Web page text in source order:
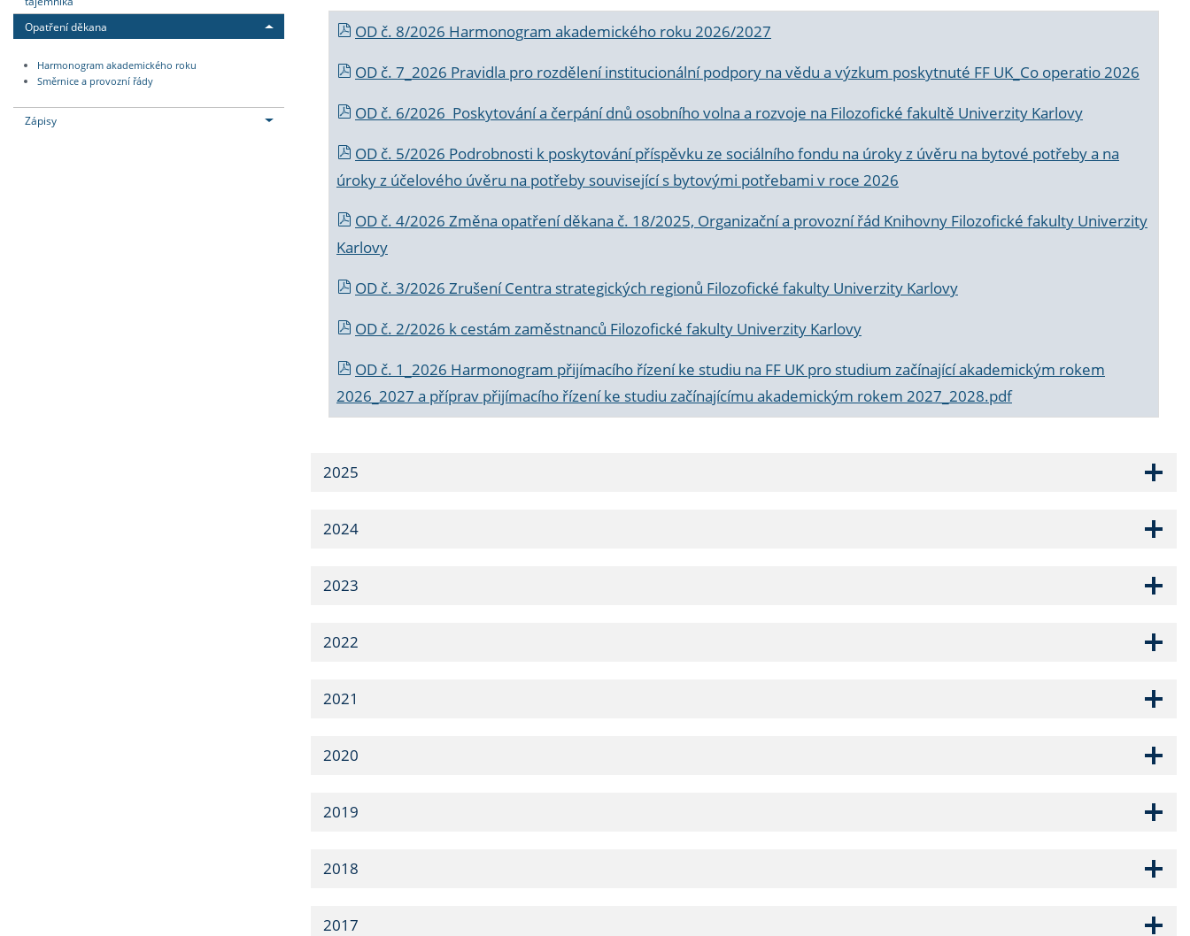
Opatření děkana
Harmonogram akademického roku
Směrnice a provozní řády
Zápisy
OD č. 8/2026 Harmonogram akademického roku 2026/2027
OD č. 7_2026 Pravidla pro rozdělení institucionální podpory na vědu a výzkum poskytnuté FF UK_Co operatio 2026
OD č. 6/2026 Poskytování a čerpání dnů osobního volna a rozvoje na Filozofické fakultě Univerzity Karlovy
OD č. 5/2026 Podrobnosti k poskytování příspěvku ze sociálního fondu na úroky z úvěru na bytové potřeby a na
úroky z účelového úvěru na potřeby související s bytovými potřebami v roce 2026
OD č. 4/2026 Změna opatření děkana č. 18/2025, Organizační a provozní řád Knihovny Filozofické fakulty Univerzity
Karlovy
OD č. 3/2026 Zrušení Centra strategických regionů Filozofické fakulty Univerzity Karlovy
OD č. 2/2026 k cestám zaměstnanců Filozofické fakulty Univerzity Karlovy
OD č. 1_2026 Harmonogram přijímacího řízení ke studiu na FF UK pro studium začínající akademickým rokem
2026_2027 a příprav přijímacího řízení ke studiu začínajícímu akademickým rokem 2027_2028.pdf
2025
2024
2023
2022
2021
2020
2019
2018
2017